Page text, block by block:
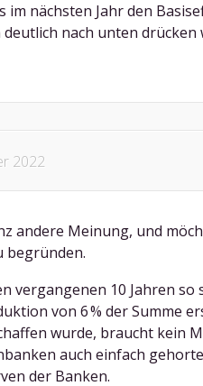
im nächsten Jahr den
nach unten drücken
2022
andere Meinung, und
begründen.
vergangenen 10 Jahren so
von 6 % der Summe
wurde, braucht kein
auch einfach
der Banken.